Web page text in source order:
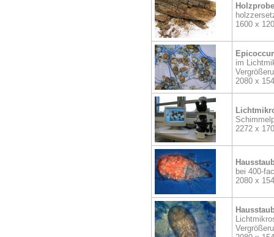
Holzprobe
1600 x
im
2080 x
2272 x
bei 400-
2080 x